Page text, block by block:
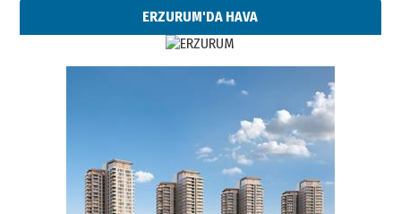
ERZURUM'DA HAVA
Esat BİNDESEN